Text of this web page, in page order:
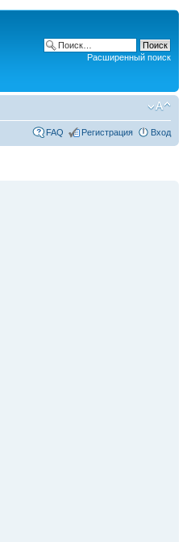
Расширенный поиск
FAQ Регистрация Вход